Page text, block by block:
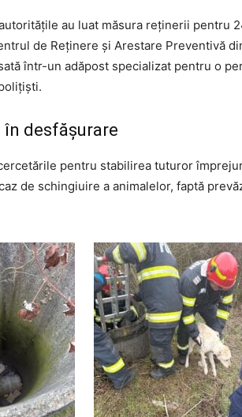
au luat măsura reținerii pentru
de Reținere și Arestare Preventivă
într-un adăpost specializat pentru o
desfășurare
pentru stabilirea tuturor
de schingiuire a animalelor, faptă